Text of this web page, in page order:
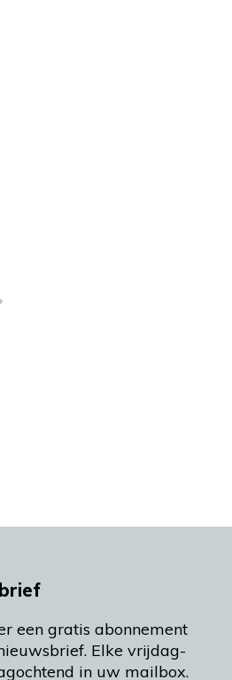
een gratis abonnement
Elke vrijdag-
in uw mailbox.